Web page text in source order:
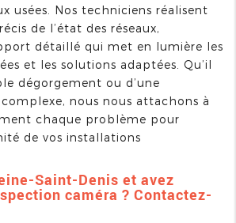
usées. Nos techniciens réalisent
de l’état des réseaux,
détaillé qui met en lumière les
et les solutions adaptées. Qu’il
dégorgement ou d’une
nous nous attachons à
chaque problème pour
de vos installations
Saint-Denis et avez
caméra ? Contactez-